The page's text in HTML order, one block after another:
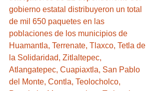
gobierno estatal distribuyeron un total
de mil 650 paquetes en las
poblaciones de los municipios de
Huamantla, Terrenate, Tlaxco, Tetla de
la Solidaridad, Zitlaltepec,
Atlangatepec, Cuapiaxtla, San Pablo
del Monte, Contla, Teolocholco,